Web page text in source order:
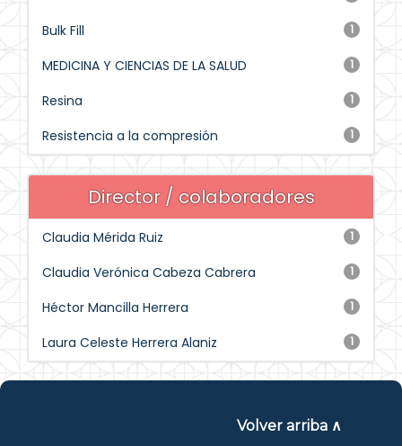
1
Bulk Fill
1
MEDICINA Y CIENCIAS DE LA SALUD
1
Resina
1
Resistencia a la compresión
Director / colaboradores
1
Claudia Mérida Ruiz
1
Claudia Verónica Cabeza Cabrera
1
Héctor Mancilla Herrera
1
Laura Celeste Herrera Alaniz
Volver arriba ∧